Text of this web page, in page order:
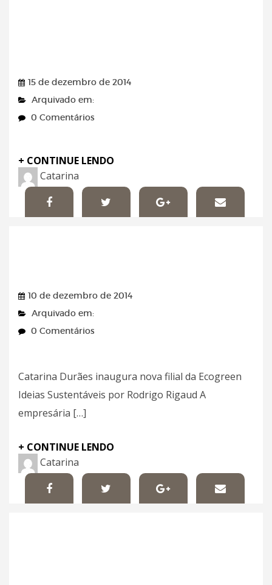
15 de dezembro de 2014
Arquivado em:
0 Comentários
+ CONTINUE LENDO
Catarina
10 de dezembro de 2014
Arquivado em:
0 Comentários
Catarina Durães inaugura nova filial da Ecogreen
Ideias Sustentáveis por Rodrigo Rigaud A
empresária […]
+ CONTINUE LENDO
Catarina